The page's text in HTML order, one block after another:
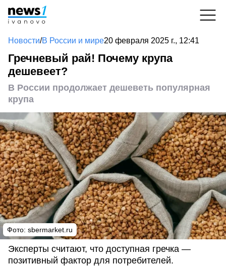
Новости/В России и мире20 февраля 2025 г., 12:41
Гречневый рай! Почему крупа
дешевеет?
В России продолжает дешеветь популярная
крупа
Фото: sbermarket.ru
Эксперты считают, что доступная гречка —
позитивный фактор для потребителей.